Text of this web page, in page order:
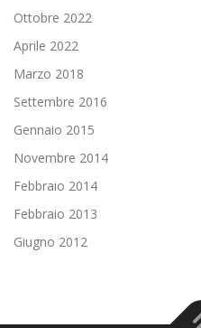
Ottobre 2022
Aprile 2022
Marzo 2018
Settembre 2016
Gennaio 2015
Novembre 2014
Febbraio 2014
Febbraio 2013
Giugno 2012